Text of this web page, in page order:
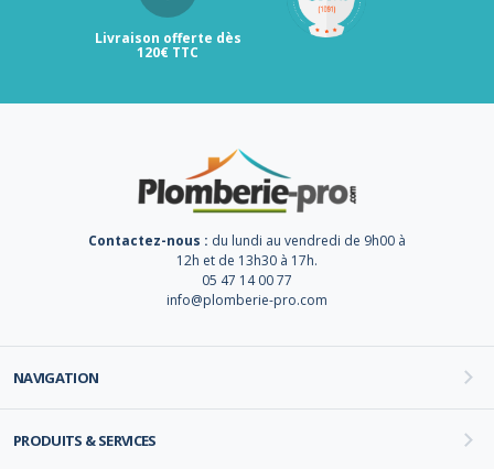
Livraison offerte dès
120€ TTC
Contactez-nous : du lundi au vendredi de 9h00 à
12h et de 13h30 à 17h.
05 47 14 00 77
info@plomberie-pro.com
NAVIGATION
PRODUITS & SERVICES